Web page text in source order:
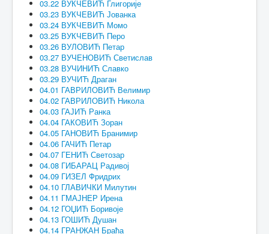
03.22 ВУКЧЕВИЋ Глигорије
03.23 ВУКЧЕВИЋ Јованка
03.24 ВУКЧЕВИЋ Момо
03.25 ВУКЧЕВИЋ Перо
03.26 ВУЛОВИЋ Петар
03.27 ВУЧЕНОВИЋ Светислав
03.28 ВУЧИНИЋ Славко
03.29 ВУЧИЋ Драган
04.01 ГАВРИЛОВИЋ Велимир
04.02 ГАВРИЛОВИЋ Никола
04.03 ГАЈИЋ Ранка
04.04 ГАКОВИЋ Зоран
04.05 ГАНОВИЋ Бранимир
04.06 ГАЧИЋ Петар
04.07 ГЕНИЋ Светозар
04.08 ГИБАРАЦ Радивој
04.09 ГИЗЕЛ Фридрих
04.10 ГЛАВИЧКИ Милутин
04.11 ГМАЈНЕР Ирена
04.12 ГОЏИЋ Боривоје
04.13 ГОШИЋ Душан
04.14 ГРАНЖАН Браћа